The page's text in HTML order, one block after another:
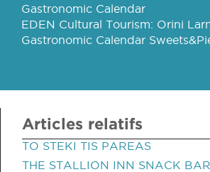
Gastronomic Calendar
EDEN Cultural Tourism: Orini
Gastronomic Calendar
Articles relatifs
TO STEKI TIS PAREAS
THE STALLION INN SNACK BAR